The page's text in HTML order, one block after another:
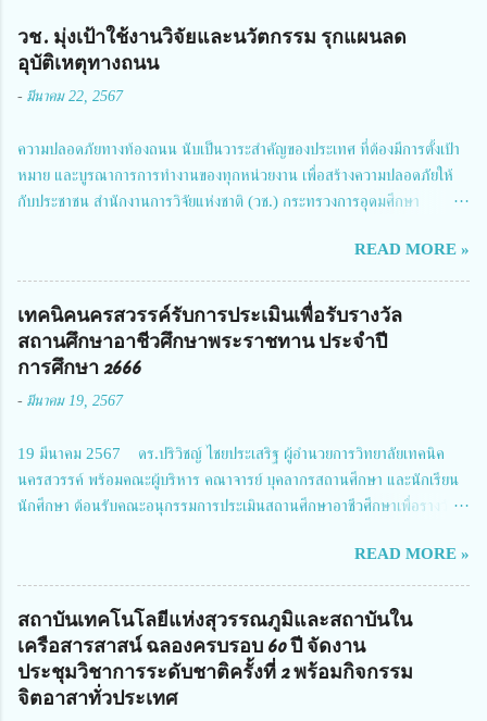
วช. มุ่งเป้าใช้งานวิจัยและนวัตกรรม รุกแผนลด
อุบัติเหตุทางถนน
- มีนาคม 22, 2567
ความปลอดภัยทางท้องถนน นับเป็นวาระสำคัญของประเทศ ที่ต้องมีการตั้งเป้า
หมาย และบูรณาการการทำงานของทุกหน่วยงาน เพื่อสร้างความปลอดภัยให้
กับประชาชน สำนักงานการวิจัยแห่งชาติ (วช.) กระทรวงการอุดมศึกษา
สมาคมวิศวกรรมชีวการแพทย์ไทย จัดการประชุมเผยแพร่ผลการดำเนินงาน
โครงการการวิจัยเชิงปฏิบัติการโดยบูรณาการทุกภาคส่วน เพื่อลดอุบัติเหตุและ
การเสียชีวิตให้สอดคล้องกับเป้าหมายแผนแม่บทฉบับที่ 5 ในวันที่ 22 มีนาคม
2567 โดยมี ดร.วิภารัตน์ ดีอ่อง ผู้อำนวยการสำนักงานการวิจัยแห่งชาติ เป็น
ประธานในพิธีเปิดพร้อมให้นโยบายการผลักดันงานวิจัยเพื่อความปลอดภัยทาง
การประชุมในครั้งนี้ นางสาวสตตกมล เกียรติพานิช ผู้อำนวยการกองบริหารทุน
Richmond Stylish Convention Hotel จังหวัดนนทบุรี ดร.วิภารัตน์ ดีอ่อง
ผู้อำนวยการสำนักงานการวิจัยแห่งชาติ กล่าวว่า วช. ในฐานะหน่วยงานบริหาร
จัดการทุนวิจัยและนวัตกรรมได้เล็งเห็นถึงความสำคัญของกา...
READ MORE »
เทคนิคนครสวรรค์รับการประเมินเพื่อรับรางวัล
สถานศึกษาอาชีวศึกษาพระราชทาน ประจำปี
การศึกษา 2666
- มีนาคม 19, 2567
19 มีนาคม 2567 ดร.ปริวิชญ์ ไชยประเสริฐ ผู้อำนวยการวิทยาลัยเทคนิค
นครสวรรค์ พร้อมคณะผู้บริหาร คณาจารย์ บุคลากรสถานศึกษา และนักเรียน
นักศึกษา ต้อนรับคณะอนุกรรมการประเมินสถานศึกษาอาชีวศึกษาเพื่อรางวัล
นายจักรภพ เนวะมาตย์ ผู้อำนวยการวิทยาลัยเทคนิคตาก ประธานคณะอนุกร
รมการฯ 1.นายวณิชา คณะใน ผู้ทรงคุณวุฒิ 2.นายภัทธาวุธ โพธา ผู้อำนวย
การวิทยาลัยสารพัดช่างกำแพงเพชร 3.นางสาวหัตถาภรณ์ เสาร์เรือน ผู้อำนวย
การวิทยาลัยการอาชีพบ้านตาก 4.นางเพ็ญศรี ขุนทอง ผู้อำนวยการวิทยาลัย
การอาชีพรัตนประสิทธิ์วิทย์ 5.นายธเนศ คงวังทอง ผู้อำนวยการวิทยาลัย
เกษตรและเทคโนโลยีพิจิตร 6.นายชัยณรงค์ คชมาตย์ ผู้อำนวยการวิทยาลัย
READ MORE »
สถาบันเทคโนโลยีแห่งสุวรรณภูมิและสถาบันใน
เครือสารสาสน์ ฉลองครบรอบ 60 ปี จัดงาน
ประชุมวิชาการระดับชาติครั้งที่ 2 พร้อมกิจกรรม
จิตอาสาทั่วประเทศ